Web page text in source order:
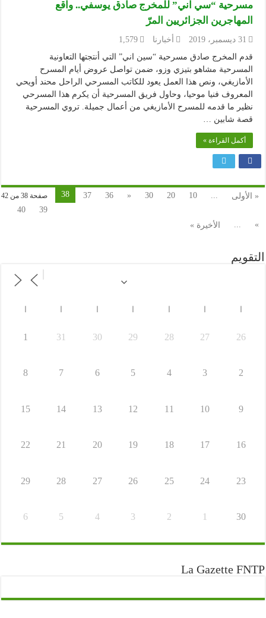
مسرحية “سي اني” للمخرج صادق يوسفي.. واقع
المهاجرين الجزائريين المرّ
31 ديسمبر، 2019 أخبارنا
1,579
قدم المخرج صادق مسرحية “سين اني” التي أنتجتها التعاونية
المسرحية مشاهو بتيزي وزو، ضمن تواصل عروض أيام المسرح
الأمازيغي، ونص هذا العمل يعود للكاتب المسرحي الراحل محند أويحي
المعروف فنيا موحيا، وحاول فريق المسرحية أن يكرم هذا المسرحي
نظير ما قدمه للمسرح الأمازيغي من أعمال جميلة. تروي المسرحية
قصة شابين …
أكمل القراءة »
صفحة 38 من 42 « الأولى ...
10
20
30
«
36
37
38
39
40
»
... الأخيرة »
التقويم
26
27
28
29
30
31
1
2
3
4
5
6
7
8
9
10
11
12
13
14
15
16
17
18
19
20
21
22
23
24
25
26
27
28
29
30
1
2
3
4
5
6
La Gazette FNTP